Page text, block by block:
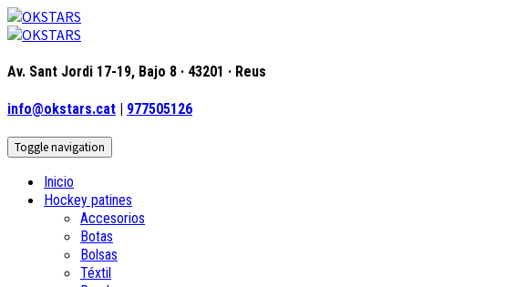
Av. Sant Jordi 17-19, Bajo 8 · 43201 · Reus
info@okstars.cat | 977505126
Toggle navigation
Inicio
Hockey patines
Accesorios
Botas
Bolsas
Téxtil